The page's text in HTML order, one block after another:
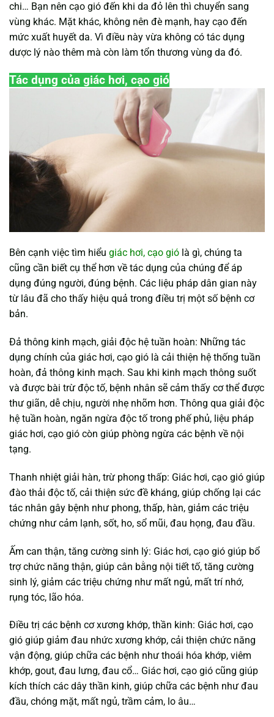
chi… Bạn nên cạo gió đến khi da đỏ lên thì chuyển sang
vùng khác. Mặt khác, không nên đè mạnh, hay cạo đến
mức xuất huyết da. Vì điều này vừa không có tác dụng
dược lý nào thêm mà còn làm tổn thương vùng da đó.
Tác dụng của giác hơi, cạo gió
Bên cạnh việc tìm hiểu giác hơi, cạo gió là gì, chúng ta
cũng cần biết cụ thể hơn về tác dụng của chúng để áp
dụng đúng người, đúng bệnh. Các liệu pháp dân gian này
từ lâu đã cho thấy hiệu quả trong điều trị một số bệnh cơ
bản.
Đả thông kinh mạch, giải độc hệ tuần hoàn: Những tác
dụng chính của giác hơi, cạo gió là cải thiện hệ thống tuần
hoàn, đả thông kinh mạch. Sau khi kinh mạch thông suốt
và được bài trừ độc tố, bệnh nhân sẽ cảm thấy cơ thể được
thư giãn, dễ chịu, người nhẹ nhõm hơn. Thông qua giải độc
hệ tuần hoàn, ngăn ngừa độc tố trong phế phủ, liệu pháp
giác hơi, cạo gió còn giúp phòng ngừa các bệnh về nội
tạng.
Thanh nhiệt giải hàn, trừ phong thấp: Giác hơi, cạo gió giúp
đào thải độc tố, cải thiện sức đề kháng, giúp chống lại các
tác nhân gây bệnh như phong, thấp, hàn, giảm các triệu
chứng như cảm lạnh, sốt, ho, sổ mũi, đau họng, đau đầu.
Ấm can thận, tăng cường sinh lý: Giác hơi, cạo gió giúp bổ
trợ chức năng thận, giúp cân bằng nội tiết tố, tăng cường
sinh lý, giảm các triệu chứng như mất ngủ, mất trí nhớ,
rụng tóc, lão hóa.
Điều trị các bệnh cơ xương khớp, thần kinh: Giác hơi, cạo
gió giúp giảm đau nhức xương khớp, cải thiện chức năng
vận động, giúp chữa các bệnh như thoái hóa khớp, viêm
khớp, gout, đau lưng, đau cổ… Giác hơi, cạo gió cũng giúp
kích thích các dây thần kinh, giúp chữa các bệnh như đau
đầu, chóng mặt, mất ngủ, trầm cảm, lo âu…